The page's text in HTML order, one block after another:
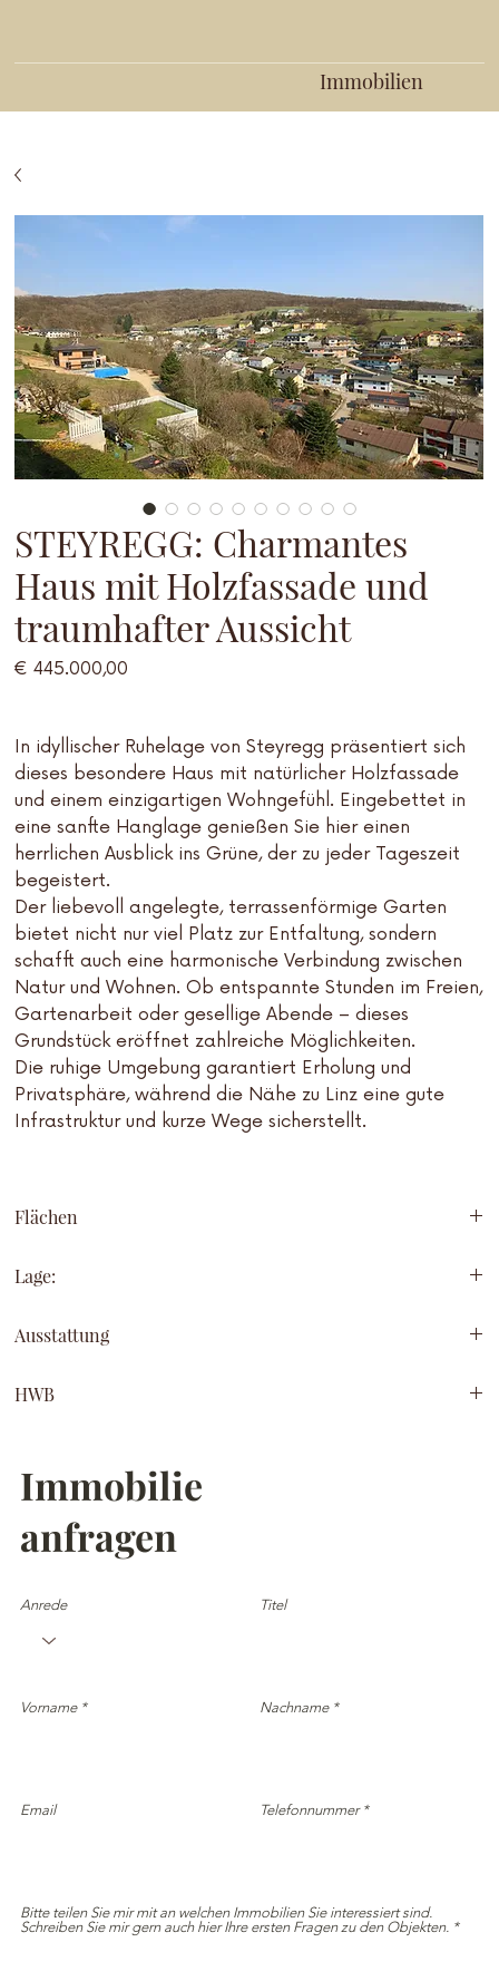
Immobilien
STEYREGG: Charmantes
Haus mit Holzfassade und
traumhafter Aussicht
€ 445.000,00
In idyllischer Ruhelage von Steyregg präsentiert sich
dieses besondere Haus mit natürlicher Holzfassade
und einem einzigartigen Wohngefühl. Eingebettet in
eine sanfte Hanglage genießen Sie hier einen
herrlichen Ausblick ins Grüne, der zu jeder Tageszeit
begeistert.
Der liebevoll angelegte, terrassenförmige Garten
bietet nicht nur viel Platz zur Entfaltung, sondern
schafft auch eine harmonische Verbindung zwischen
Natur und Wohnen. Ob entspannte Stunden im Freien,
Gartenarbeit oder gesellige Abende – dieses
Grundstück eröffnet zahlreiche Möglichkeiten.
Die ruhige Umgebung garantiert Erholung und
Privatsphäre, während die Nähe zu Linz eine gute
Infrastruktur und kurze Wege sicherstellt.
Flächen
Wohnfläche: 130 m2
Lage:
tolle Aussicht
Ausstattung
2 Wohnungen möglich
HWB
Immobilie
anfragen
Vorname Nachname
Email Telefonnummer
Bitte teilen Sie mir mit an welchen Immobilien Sie interessiert sind.
Schreiben Sie mir gern auch hier Ihre ersten Fragen zu den Objekten.
Titel
Anrede